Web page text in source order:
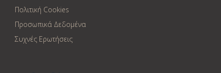
Πολιτική Cookies
Προσωπικά Δεδομένα
Συχνές Ερωτήσεις